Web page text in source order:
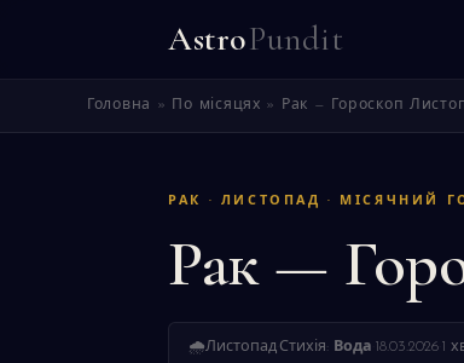
AstroPundit
Головна » По місяцях » Рак — Гороскоп
РАК · ЛИСТОПАД · МІСЯЧНИЙ
Рак —
🌧Листопад Стихія: Вода 18.03.2026 1